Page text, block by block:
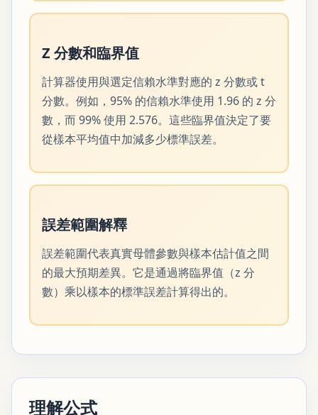
Z 分數和臨界值
計算器使用與選定信賴水準對應的 z 分數或 t
分數。例如，95% 的信賴水準使用 1.96 的 z 分
數，而 99% 使用 2.576。這些臨界值決定了要
從樣本平均值中加減多少標準誤差。
誤差範圍解釋
誤差範圍代表真實母體參數與樣本估計值之間
的最大預期差異。它是通過將臨界值（z 分
數）乘以樣本的標準誤差計算得出的。
理解公式